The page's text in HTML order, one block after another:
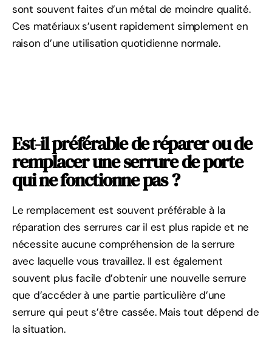
sont souvent faites d’un métal de moindre qualité.
Ces matériaux s’usent rapidement simplement en
raison d’une utilisation quotidienne normale.
Est-il préférable de réparer ou de
remplacer une serrure de porte
qui ne fonctionne pas ?
Le remplacement est souvent préférable à la
réparation des serrures car il est plus rapide et ne
nécessite aucune compréhension de la serrure
avec laquelle vous travaillez. Il est également
souvent plus facile d’obtenir une nouvelle serrure
que d’accéder à une partie particulière d’une
serrure qui peut s’être cassée. Mais tout dépend de
la situation.